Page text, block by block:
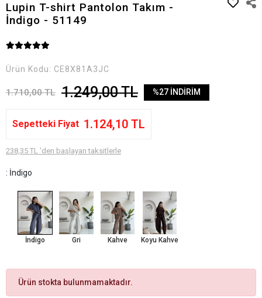
Lupin T-shirt Pantolon Takım -
İndigo - 51149
Ürün Kodu: CE8X81A3JC
1.710,00 TL 1.249,00 TL %27 İNDİRİM
Sepetteki Fiyat 1.124,10 TL
238,35 TL 'den başlayan taksitlerle
: İndigo
İndigo Gri Kahve Koyu Kahve
Ürün stokta bulunmamaktadır.